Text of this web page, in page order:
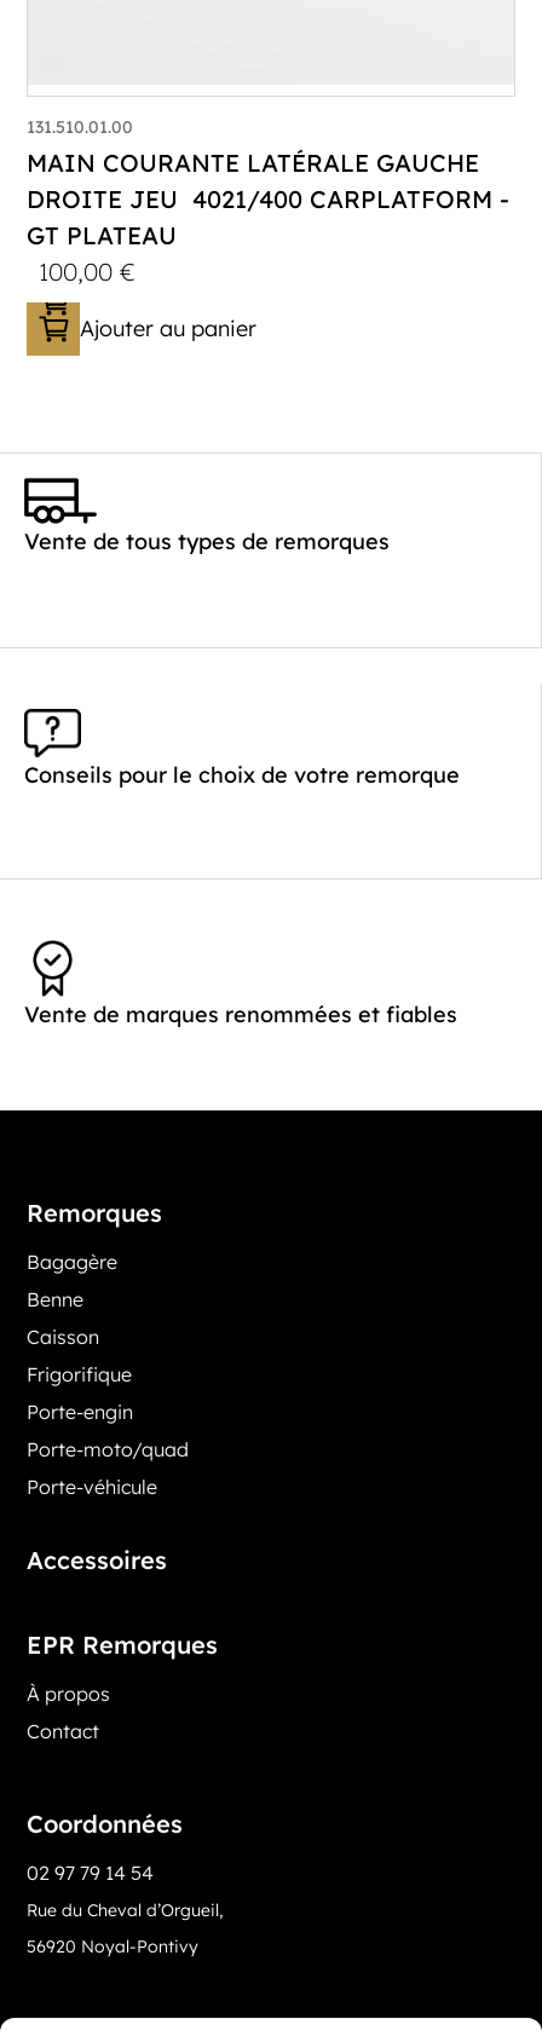
131.510.01.00
MAIN COURANTE LATÉRALE GAUCHE
DROITE JEU 4021/400 CARPLATFORM -
GT PLATEAU
100,00€
Ajouter au panier
Vente de tous types de remorques
Conseils pour le choix de votre remorque
Vente de marques renommées et fiables
Remorques
Bagagère
Benne
Caisson
Frigorifique
Porte-engin
Porte-moto/quad
Porte-véhicule
Accessoires
EPR Remorques
À propos
Contact
Coordonnées
02 97 79 14 54
Rue du Cheval d’Orgueil,
56920 Noyal-Pontivy